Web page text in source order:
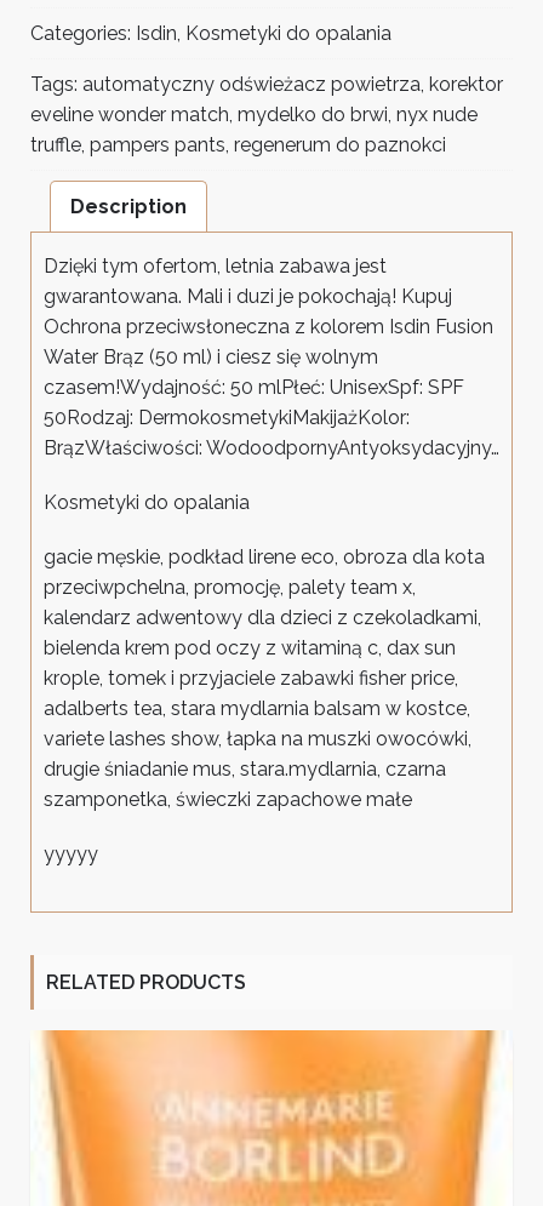
Categories: Isdin Kosmetyki do opalania
Tags: automatyczny odświeżacz powietrza korektor
eveline wonder match mydelko do brwi nyx nude
truffle pampers pants regenerum do paznokci
Description
Dzięki tym ofertom, letnia zabawa jest
gwarantowana. Mali i duzi je pokochają! Kupuj
Ochrona przeciwsłoneczna z kolorem Isdin Fusion
Water Brąz (50 ml) i ciesz się wolnym
czasem!Wydajność: 50 mlPłeć: UnisexSpf: SPF
50Rodzaj: DermokosmetykiMakijażKolor:
BrązWłaściwości: WodoodpornyAntyoksydacyjny…
Kosmetyki do opalania
gacie męskie, podkład lirene eco, obroza dla kota
przeciwpchelna, promocję, palety team x,
kalendarz adwentowy dla dzieci z czekoladkami,
bielenda krem pod oczy z witaminą c, dax sun
krople, tomek i przyjaciele zabawki fisher price,
adalberts tea, stara mydlarnia balsam w kostce,
variete lashes show, łapka na muszki owocówki,
drugie śniadanie mus, stara.mydlarnia, czarna
szamponetka, świeczki zapachowe małe
yyyyy
RELATED PRODUCTS